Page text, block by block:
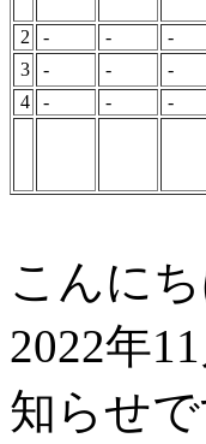
2 - - -
3
- - -
4
- - -
こんに
2022年
知らせで